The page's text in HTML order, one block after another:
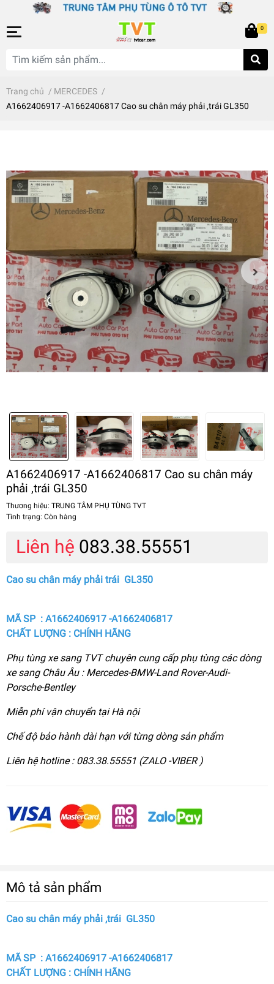
0
Trang chủ / MERCEDES /
A1662406917 -A1662406817 Cao su chân máy phải ,trái GL350
A1662406917 -A1662406817 Cao su chân máy
phải ,trái GL350
Thương hiệu: TRUNG TÂM PHỤ TÙNG TVT
Tình trạng: Còn hàng
Liên hệ 083.38.55551
Cao su chân máy phải trái GL350
MÃ SP : A1662406917 -A1662406817
CHẤT LƯỢNG : CHÍNH HÃNG
Phụ tùng xe sang TVT chuyên cung cấp phụ tùng các dòng
xe sang Châu Âu : Mercedes-BMW-Land Rover-Audi-
Porsche-Bentley
Miễn phí vận chuyển tại Hà nội
Chế độ bảo hành dài hạn với từng dòng sản phẩm
Liên hệ hotline : 083.38.55551 (ZALO -VIBER )
Mô tả sản phẩm
Cao su chân máy phải ,trái GL350
MÃ SP : A1662406917 -A1662406817
CHẤT LƯỢNG : CHÍNH HÃNG